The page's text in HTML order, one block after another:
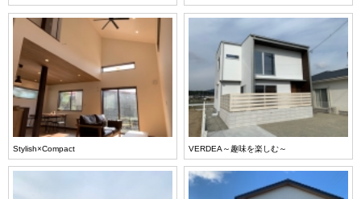
Stylish×Compact VERDEA～趣味を楽しむ～